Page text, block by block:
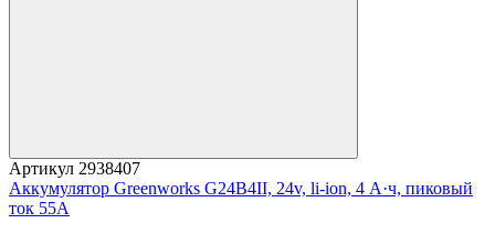
Артикул 2938407
Аккумулятор Greenworks G24B4II, 24v, li-ion, 4 А·ч, пиковый
ток 55А